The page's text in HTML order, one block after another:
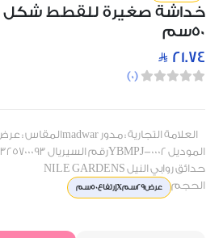
خداشة صغيرة للقطط شكل
50سم
21.74
(
0
)
حدائق روابي النيل NILE GARDENS
الحجم
عرض29سمXإرتفاع50سم